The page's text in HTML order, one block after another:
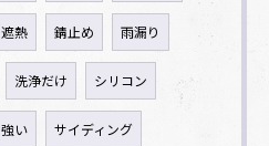
遮熱 錆止め 雨漏り
洗浄だけ シリコン
強い サイディング